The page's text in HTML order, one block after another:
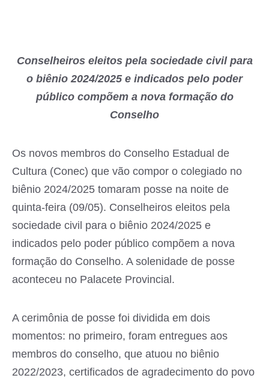
Conselheiros eleitos pela sociedade civil para
o biênio 2024/2025 e indicados pelo poder
público compõem a nova formação do
Conselho
Os novos membros do Conselho Estadual de
Cultura (Conec) que vão compor o colegiado no
biênio 2024/2025 tomaram posse na noite de
quinta-feira (09/05). Conselheiros eleitos pela
sociedade civil para o biênio 2024/2025 e
indicados pelo poder público compõem a nova
formação do Conselho. A solenidade de posse
aconteceu no Palacete Provincial.
A cerimônia de posse foi dividida em dois
momentos: no primeiro, foram entregues aos
membros do conselho, que atuou no biênio
2022/2023, certificados de agradecimento do povo